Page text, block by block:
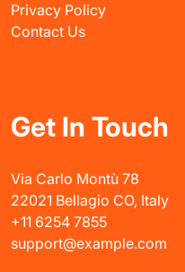
Privacy Policy
Contact Us
Get In Touch
Via Carlo Montù 78
22021 Bellagio CO, Italy
+11 6254 7855
support@example.com